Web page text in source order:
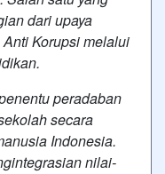
dari upaya
Korupsi melalui
peradaban
secara
Indonesia.
nilai-